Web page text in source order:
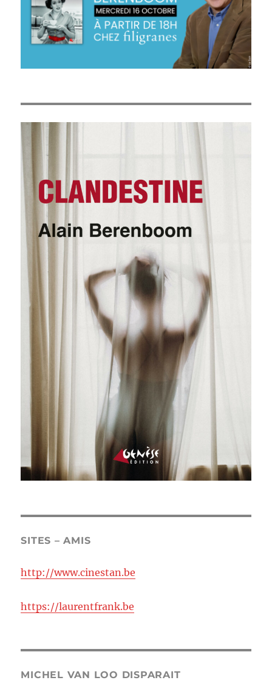
SITES – AMIS
http://www.cinestan.be
https://laurentfrank.be
MICHEL VAN LOO DISPARAIT